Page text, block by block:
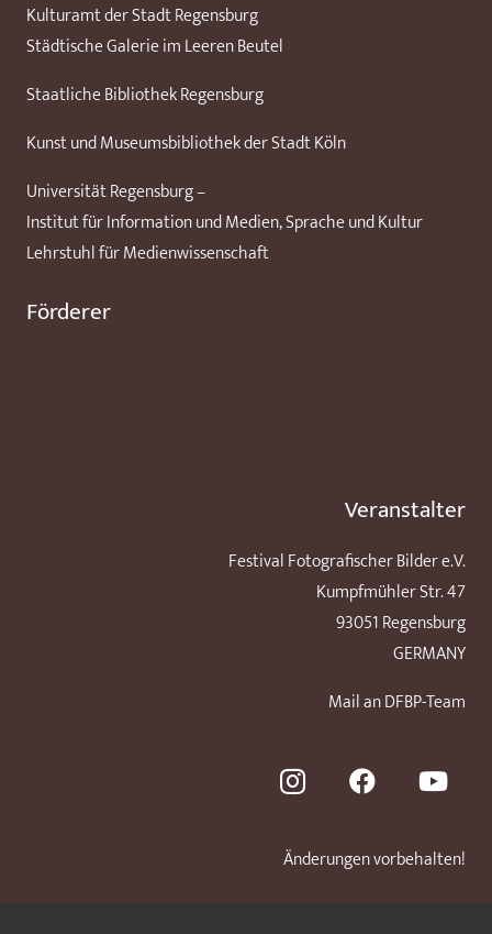
Kulturamt der Stadt Regensburg
Städtische Galerie im Leeren Beutel
Staatliche Bibliothek Regensburg
Kunst und Museumsbibliothek der Stadt Köln
Universität Regensburg –
Institut für Information und Medien, Sprache und Kultur
Lehrstuhl für Medienwissenschaft
Förderer
Veranstalter
Festival Fotografischer Bilder e.V.
Kumpfmühler Str. 47
93051 Regensburg
GERMANY
Mail an DFBP-Team
Änderungen vorbehalten!